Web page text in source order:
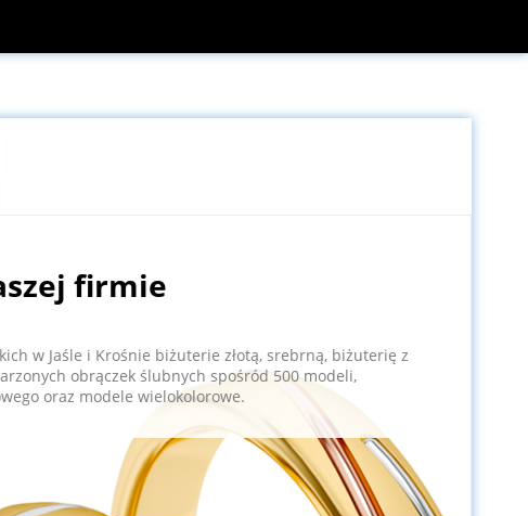
firmie
w Jaśle i Krośnie biżuterie złotą, srebrną, biżuterię z
obrączek ślubnych spośród 500 modeli,
oraz modele wielokolorowe.